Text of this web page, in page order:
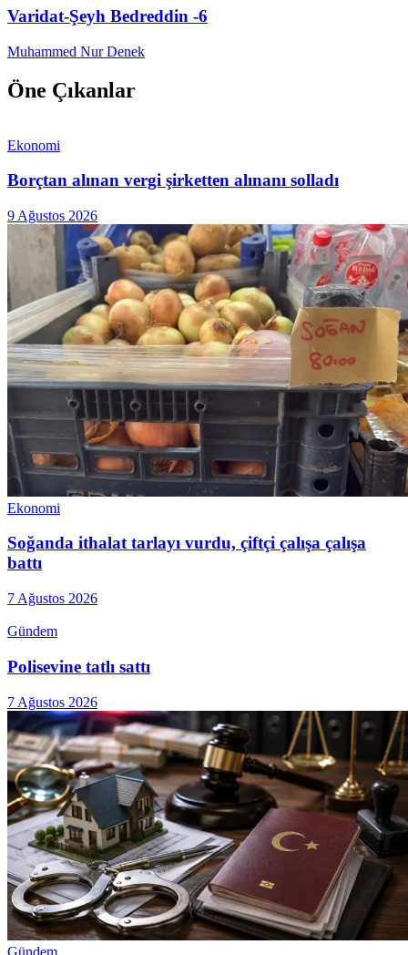
Varidat-Şeyh Bedreddin -6
Muhammed Nur Denek
Öne Çıkanlar
Ekonomi
Borçtan alınan vergi şirketten alınanı solladı
9 Ağustos 2026
Ekonomi
Soğanda ithalat tarlayı vurdu, çiftçi çalışa çalışa
battı
7 Ağustos 2026
Gündem
Polisevine tatlı sattı
7 Ağustos 2026
Gündem